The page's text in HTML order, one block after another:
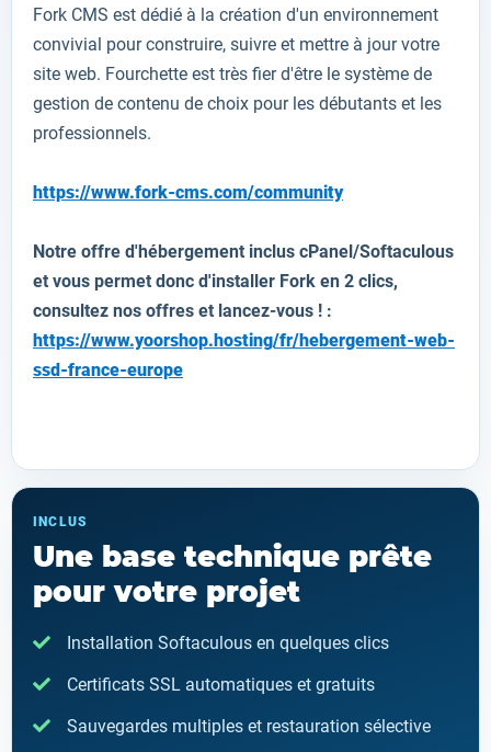
Fork CMS est dédié à la création d'un environnement
convivial pour construire, suivre et mettre à jour votre
site web. Fourchette est très fier d'être le système de
gestion de contenu de choix pour les débutants et les
professionnels.
https://www.fork-cms.com/community
Notre offre d'hébergement inclus cPanel/Softaculous
et vous permet donc d'installer Fork en 2 clics,
consultez nos offres et lancez-vous ! :
https://www.yoorshop.hosting/fr/hebergement-web-
ssd-france-europe
INCLUS
Une base technique prête
pour votre projet
Installation Softaculous en quelques clics
Certificats SSL automatiques et gratuits
Sauvegardes multiples et restauration sélective